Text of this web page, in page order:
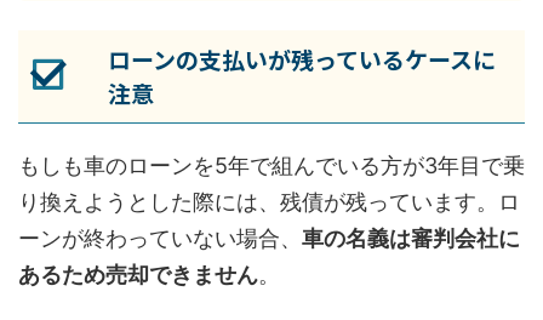
ローンの支払いが残っているケースに
注意
もしも車のローンを5年で組んでいる方が3年目で乗
り換えようとした際には、残債が残っています。ロ
ーンが終わっていない場合、 車の名義は審判会社に
あるため売却できません。